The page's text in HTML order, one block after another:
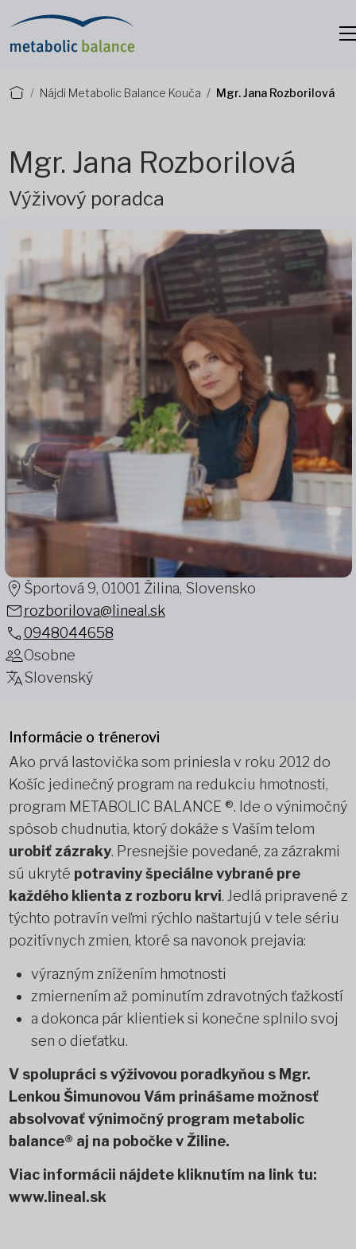
Nájdi Metabolic Balance Kouča Mgr. Jana Rozborilová
Mgr. Jana Rozborilová
Výživový poradca
Športová 9, 01001 Žilina, Slovensko
rozborilova@lineal.sk
0948044658
Osobne
Slovenský
Informácie o trénerovi
Ako prvá lastovička som priniesla v roku 2012 do
Košíc jedinečný program na redukciu hmotnosti,
program METABOLIC BALANCE ®. Ide o výnimočný
spôsob chudnutia, ktorý dokáže s Vaším telom
urobiť zázraky. Presnejšie povedané, za zázrakmi
sú ukryté potraviny špeciálne vybrané pre
každého klienta z rozboru krvi. Jedlá pripravené z
týchto potravín veľmi rýchlo naštartujú v tele sériu
pozitívnych zmien, ktoré sa navonok prejavia:
výrazným znížením hmotnosti
zmiernením až pominutím zdravotných ťažkostí
a dokonca pár klientiek si konečne splnilo svoj
sen o dieťatku.
V spolupráci s výživovou poradkyňou s Mgr.
Lenkou Šimunovou Vám prinášame možnosť
absolvovať výnimočný program metabolic
balance® aj na pobočke v Žiline.
Viac informácii nájdete kliknutím na link tu:
www.lineal.sk